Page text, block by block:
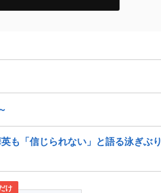
も「信じられない」と語る泳ぎぶり
け